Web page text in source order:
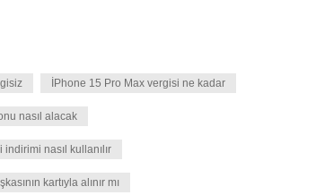
İPhone 15 Pro Max vergisi ne kadar
nasıl alacak
nasıl kullanılır
kartıyla alınır mı